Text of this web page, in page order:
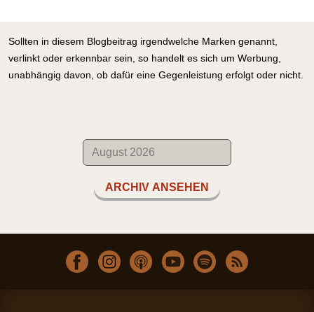
Sollten in diesem Blogbeitrag irgendwelche Marken genannt,
verlinkt oder erkennbar sein, so handelt es sich um Werbung,
unabhängig davon, ob dafür eine Gegenleistung erfolgt oder nicht.
ARCHIV ANSEHEN